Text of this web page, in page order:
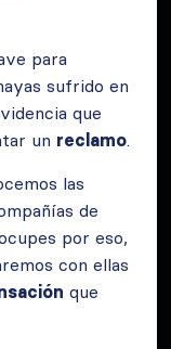
para
sufrido en
que
un reclamo.
las
de
por eso,
con ellas
que